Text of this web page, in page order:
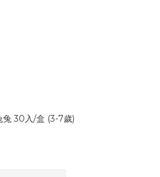
兔 30入/盒 (3-7歲)